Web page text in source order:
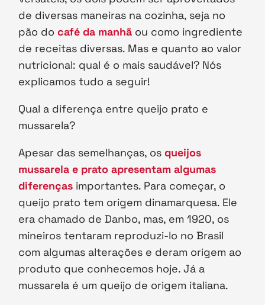
de diversas maneiras na cozinha, seja no
pão docafé da manhã ou como ingrediente
de receitas diversas. Mas e quanto ao valor
nutricional: qual é o mais saudável? Nós
explicamos tudo a seguir!
Qual a diferença entre queijo prato e
mussarela?
Apesar das semelhanças, os queijos
mussarela e prato apresentam algumas
diferenças importantes. Para começar, o
queijo prato tem origem dinamarquesa. Ele
era chamado de Danbo, mas, em 1920, os
mineiros tentaram reproduzi-lo no Brasil
com algumas alterações e deram origem ao
produto que conhecemos hoje. Já a
mussarela é um queijo de origem italiana.